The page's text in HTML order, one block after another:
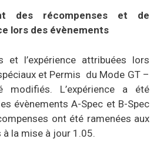
des récompenses et de
lors des évènements
et l’expérience attribuées lors
et Permis du Mode GT –
L’expérience a été
évènements A-Spec et B-Spec
ont été ramenées aux
à la mise à jour 1.05.